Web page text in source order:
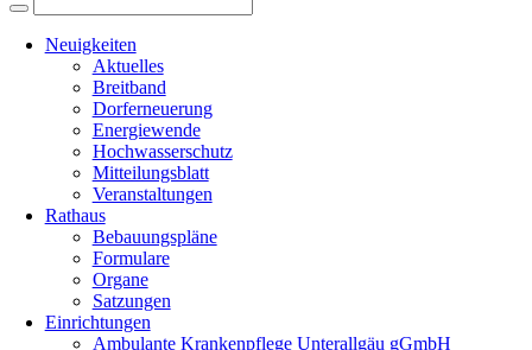
Neuigkeiten
Aktuelles
Breitband
Dorferneuerung
Energiewende
Hochwasserschutz
Mitteilungsblatt
Veranstaltungen
Rathaus
Bebauungspläne
Formulare
Organe
Satzungen
Einrichtungen
Ambulante Krankenpflege Unterallgäu gGmbH